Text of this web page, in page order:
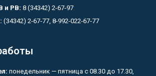
и РВ: 8 (34342) 2-67-97
(34342) 2-67-77, 8-992-022-67-77
понедельник — пятница с 08.30 до 17.30,